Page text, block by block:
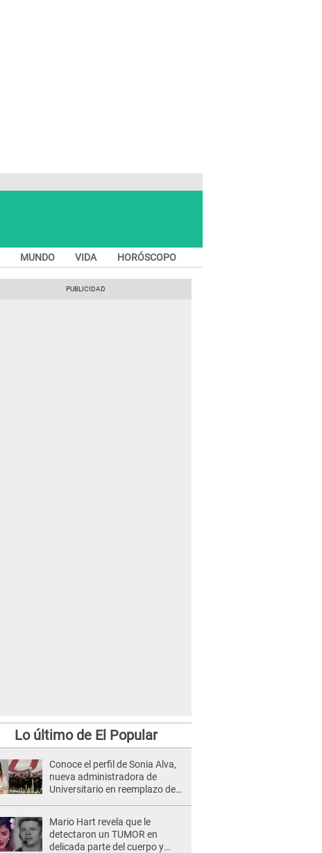
MUNDO VIDA HORÓSCOPO
Lo último de El Popular
Conoce el perfil de Sonia Alva,
nueva administradora de
Universitario en reemplazo de
Mario Hart revela que le
detectaron un TUMOR en
delicada parte del cuerpo y